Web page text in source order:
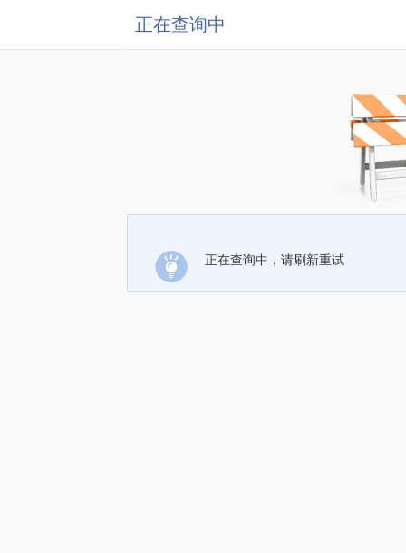
正在查询中
正在查询中，请刷新重试